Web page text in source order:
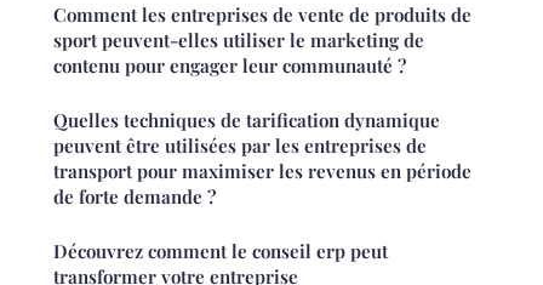
Comment les entreprises de vente de produits de
sport peuvent-elles utiliser le marketing de
contenu pour engager leur communauté ?
Quelles techniques de tarification dynamique
peuvent être utilisées par les entreprises de
transport pour maximiser les revenus en période
de forte demande ?
Découvrez comment le conseil erp peut
transformer votre entreprise